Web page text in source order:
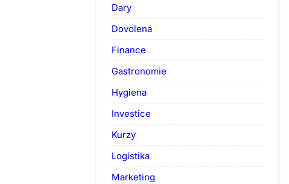
Dary
Dovolená
Finance
Gastronomie
Hygiena
Investice
Kurzy
Logistika
Marketing